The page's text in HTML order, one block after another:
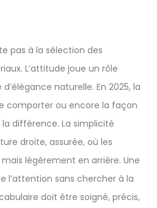
pas à la sélection des
L’attitude joue un rôle
naturelle. En 2025, la
comporter ou encore la façon
différence. La simplicité
droite, assurée, où les
légèrement en arrière. Une
l’attention sans chercher à la
doit être soigné, précis,